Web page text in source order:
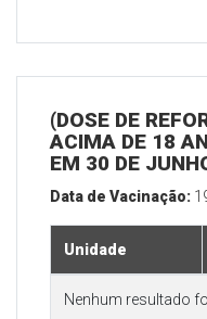
(DOSE DE
ACIMA DE 18
EM 30 DE
Data de Vacinação:
Unidade
Nenhum resultado